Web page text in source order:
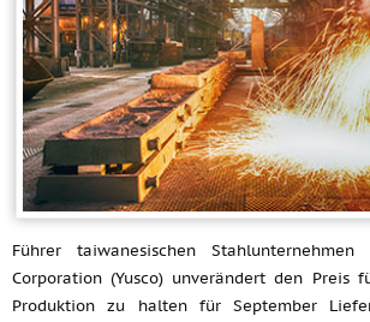
Führer taiwanesischen
Corporation (Yusco) unverändert den Preis
Produktion zu halten für September